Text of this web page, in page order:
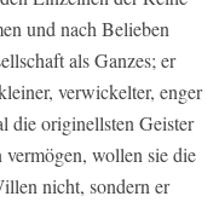
und nach Belieben
als Ganzes; er
verwickelter, enger
die originellsten Geister
wollen sie die
nicht, sondern er